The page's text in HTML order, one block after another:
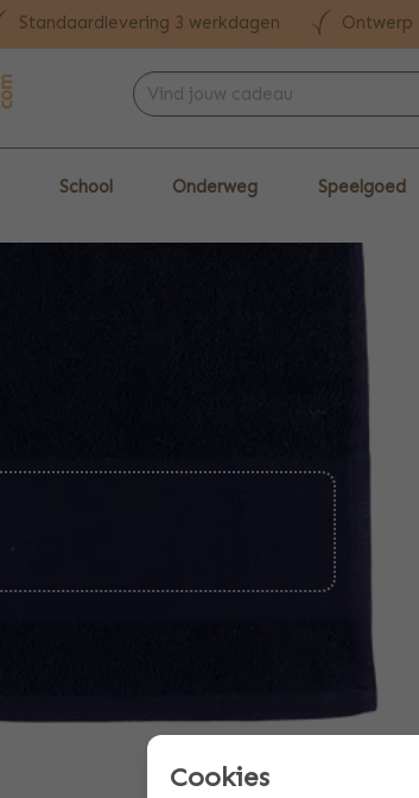
Standaardlevering 3 werkdagen Ontwerp
School Onderweg Speelgoed
Cookies